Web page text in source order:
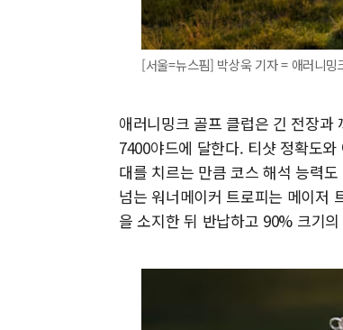
[서울=뉴스핌] 박상욱 기자 = 애러니
애러니밍크 골프 클럽은 긴 전장
7400야드에 달한다. 티샷 정확도
대를 치르는 만큼 코스 해석 능력
넘는 워너메이커 트로피는 메이저
을 소지한 뒤 반납하고 90% 크기